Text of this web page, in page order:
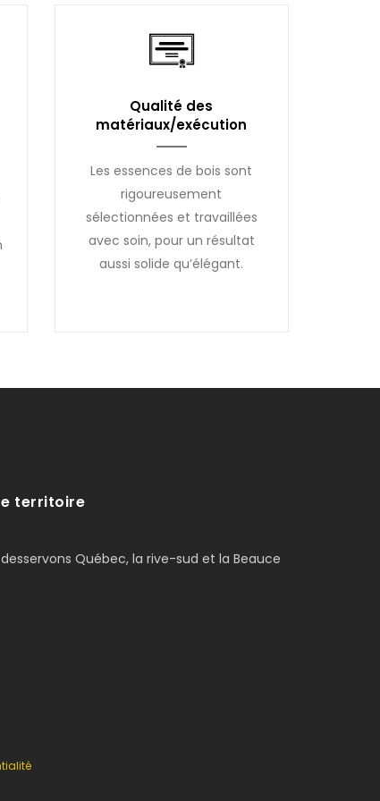
Qualité des
matériaux/exécution
Les essences de bois sont
rigoureusement
sélectionnées et travaillées
avec soin, pour un résultat
aussi solide qu’élégant.
territoire
Québec, la rive-sud et la Beauce